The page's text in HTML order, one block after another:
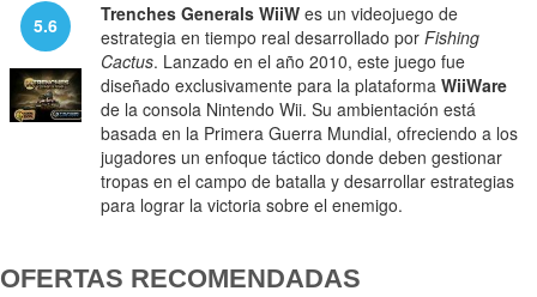
5.6 Trenches Generals WiiW es un videojuego de
estrategia en tiempo real desarrollado por Fishing
Cactus. Lanzado en el año 2010, este juego fue
diseñado exclusivamente para la plataforma WiiWare
de la consola Nintendo Wii. Su ambientación está
basada en la Primera Guerra Mundial, ofreciendo a los
jugadores un enfoque táctico donde deben gestionar
tropas en el campo de batalla y desarrollar estrategias
para lograr la victoria sobre el enemigo.
OFERTAS RECOMENDADAS